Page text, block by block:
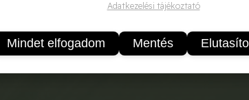
Adatkezelési tájékoztató
Mindet elfogadom Mentés